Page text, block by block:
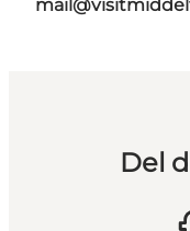
Del